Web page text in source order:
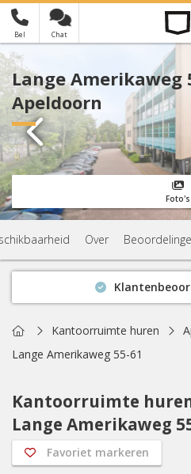
Bel Chat
Je hebt nog geen favorieten
Lange Amerikaweg
Apeldoorn
Foto's
Over
Actuele
HomeKantoorruimte huren
Lange Amerikaweg 55-61
Kantoorruimte
Lange Amerikaweg
Favoriet markeren